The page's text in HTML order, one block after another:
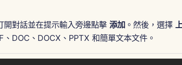
開對話並在提示輸入旁邊點擊 添加 。然後，選擇
、DOC、DOCX、PPTX 和簡單文本文件。